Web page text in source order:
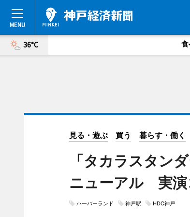
36°C 食
見る・遊ぶ 買う 暮らす・働く
「タカラスタン
ニューアル 実演
ハーバーランド 神戸駅 HDC神戸